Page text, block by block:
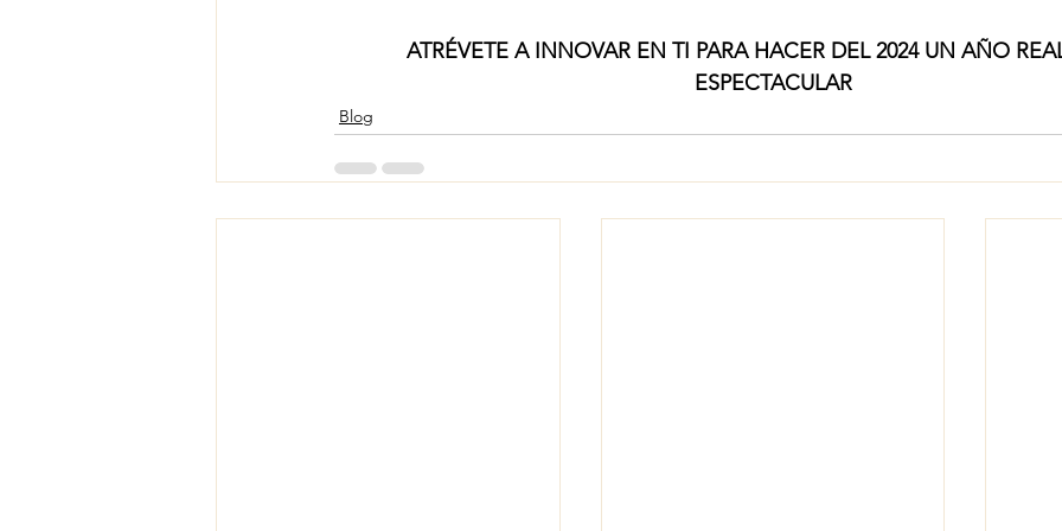
ATRÉVETE A INNOVAR EN TI PARA HACER DEL 2024 UN AÑO
ESPECTACULAR
Blog